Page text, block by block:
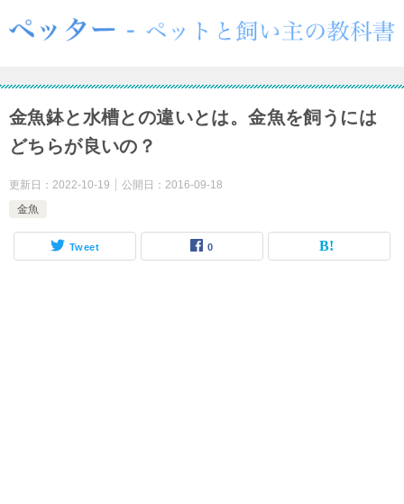
金魚鉢と水槽との違いとは。金魚を飼うには
どちらが良いの？
更新日： 2022-10-19 公開日： 2016-09-18
金魚
Tweet 0